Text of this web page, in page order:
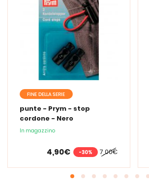
FINE DELLA SERIE
punte - Prym - stop
cordone - Nero
In magazzino
7,00€
4,90€ -30%